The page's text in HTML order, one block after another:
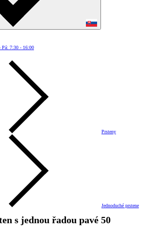
Pá: 7:30 - 16:00
Prsteny
Jednoduché prstene
s jednou řadou pavé 50